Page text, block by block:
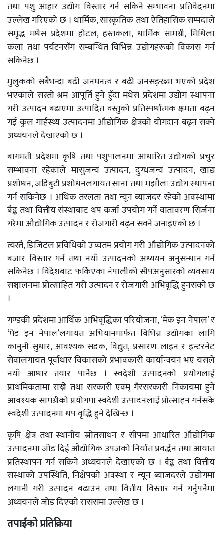
तथा पशु आहार उद्योग विस्तार गर्न सकिने सम्भावना प्रतिवेदनमा
उल्लेख गरिएको छ । धार्मिक, सांस्कृतिक तथा ऐतिहासिक सम्पदाले
समृद्ध मधेस प्रदेशमा होटल, हस्तकला, धार्मिक सामग्री, मिथिला
कला तथा पर्यटनसँग सम्बन्धित विभिन्न उद्योगहरूको विकास गर्न
सकिनेछ ।
मुलुकको सबैभन्दा बढी जनघनत्व र बढी जनसङ्ख्या भएको प्रदेश
भएकाले सस्तो श्रम आपूर्ति हुने हुँदा मधेस प्रदेशमा उद्योग स्थापना
गरी उत्पादन बढाएमा उत्पादित वस्तुको प्रतिस्पर्धात्मक क्षमता बढ्न
गई कुल गार्हस्थ्य उत्पादनमा औद्योगिक क्षेत्रको योगदान बढ्न सक्ने
अध्ययनले देखाएको छ ।
बागमती प्रदेशमा कृषि तथा पशुपालनमा आधारित उद्योगको प्रचुर
सम्भावना रहेकाले मासुजन्य उत्पादन, दुग्धजन्य उत्पादन, खाद्य
प्रशोधन, जडिबुटी प्रशोधनलगायत साना तथा मझौला उद्योग स्थापना
गर्न सकिनेछ । अधिक तरलता तथा न्यून ब्याजदर रहेको अवस्थामा
बैङ्क तथा वित्तीय संस्थाबाट थप कर्जा उपयोग गर्ने वातावरण सिर्जना
गरेमा औद्योगिक उत्पादन र रोजगारी बढ्न सक्ने जनाइएको छ ।
त्यस्तै, डिजिटल प्रविधिको उच्चतम प्रयोग गरी औद्योगिक उत्पादनको
बजार विस्तार गर्न तथा नयाँ उत्पादनको अध्ययन अनुसन्धान गर्न
सकिनेछ । विदेशबाट फर्किएका नेपालीको सीपअनुसारको व्यवसाय
सञ्चालनमा प्रोत्साहित गरी उत्पादन र रोजगारी अभिवृद्धि हुनसक्ने छ
।
गण्डकी प्रदेशमा आर्थिक अभिवृद्धिका परियोजना, ‘मेक इन नेपाल’ र
‘मेड इन नेपाल’लगायत अभियानमार्फत विभिन्न उद्योगका लागि
कानुनी सुधार, आवश्यक सडक, विद्युत, प्रसारण लाइन र इन्टरनेट
सेवालगायत पूर्वाधार विकासको प्रभावकारी कार्यान्वयन भए यसले
नयाँ आधार तयार पार्नेछ । स्वदेशी उत्पादनको प्रयोगलाई
प्राथमिकतामा राख्ने तथा सरकारी एवम् गैरसरकारी निकायमा हुने
आवश्यक सामग्रीको प्रयोगमा स्वदेशी उत्पादनलाई प्रोत्साहन गर्नसके
स्वदेशी उत्पादनमा थप वृद्धि हुने देखिन्छ ।
कृषि क्षेत्र तथा स्थानीय स्रोतसाधन र सीपमा आधारित औद्योगिक
उत्पादनमा जोड दिई औद्योगिक उपजको निर्यात प्रवर्द्धन तथा आयात
प्रतिस्थापन गर्न सकिने अध्ययनले देखाएको छ । बैङ्क तथा वित्तीय
संस्थाको उपस्थिति, निक्षेपको अवस्था र न्यून ब्याजदरले उद्योगमा
लगानी गरी उत्पादन बढाउन तथा वित्तीय विस्तार गर्न गर्नुपर्नेमा
अध्ययनले जोड दिएको राससमा उल्लेख छ ।
तपाईको प्रतिक्रिया